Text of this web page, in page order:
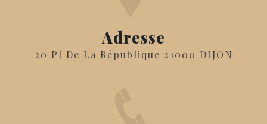
Adresse
20 Pl De La République 21000 DIJON